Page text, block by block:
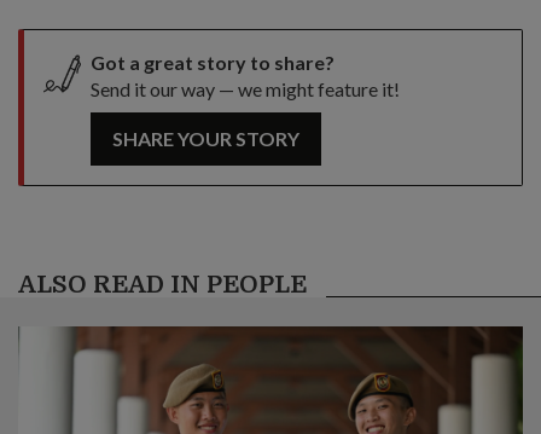
Got a great story to share?
Send it our way — we might feature it!
SHARE YOUR STORY
ALSO READ IN PEOPLE